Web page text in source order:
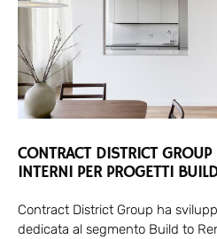
CONTRACT DISTRICT
INTERNI PER PROGETTI
Contract District Group ha
dedicata al segmento Build to